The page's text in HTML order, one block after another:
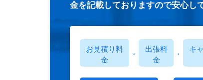
金を記載しておりますので安心し
お見積り料
金
・
出張料
金
・
キ